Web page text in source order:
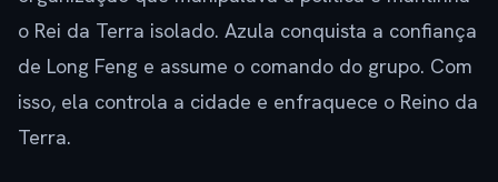
o Rei da Terra isolado. Azula conquista a confiança
de Long Feng e assume o comando do grupo. Com
isso, ela controla a cidade e enfraquece o Reino da
Terra.